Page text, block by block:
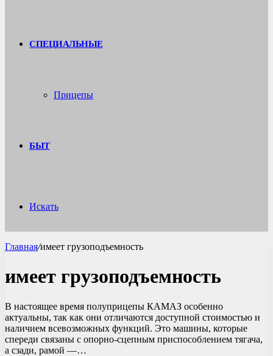
СПЕЦИАЛЬНЫЕ
Прицепы
БЫТ
Искать
Главная/имеет грузоподъемность
имеет грузоподъемность
В настоящее время полуприцепы КАМАЗ особенно
актуальны, так как они отличаются доступной стоимостью и
наличием всевозможных функций. Это машины, которые
спереди связаны с опорно-сцепным приспособлением тягача,
а сзади, рамой —…